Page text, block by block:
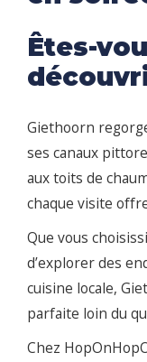
Êtes-
Giethoorn
ses canaux
aux toits de
chaque visite
Que vous
d’explorer des
cuisine locale,
parfaite loin du
Chez